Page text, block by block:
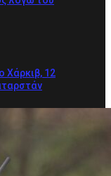
Χάρκιβ, 12